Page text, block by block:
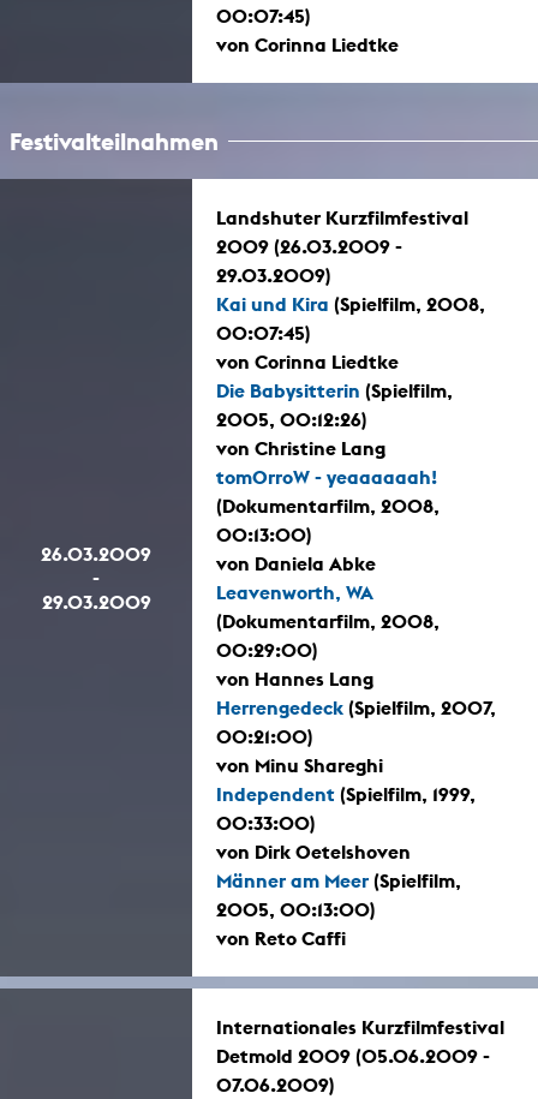
00:07:45)
von Corinna Liedtke
Festivalteilnahmen
26.03.2009
-
29.03.2009
Landshuter Kurzfilmfestival
2009 (26.03.2009 -
29.03.2009)
Kai und Kira (Spielfilm, 2008,
00:07:45)
von Corinna Liedtke
Die Babysitterin (Spielfilm,
2005, 00:12:26)
von Christine Lang
tomOrroW - yeaaaaaah!
(Dokumentarfilm, 2008,
00:13:00)
von Daniela Abke
Leavenworth, WA
(Dokumentarfilm, 2008,
00:29:00)
von Hannes Lang
Herrengedeck (Spielfilm, 2007,
00:21:00)
von Minu Shareghi
Independent (Spielfilm, 1999,
00:33:00)
von Dirk Oetelshoven
Männer am Meer (Spielfilm,
2005, 00:13:00)
von Reto Caffi
Internationales Kurzfilmfestival
Detmold 2009 (05.06.2009 -
07.06.2009)